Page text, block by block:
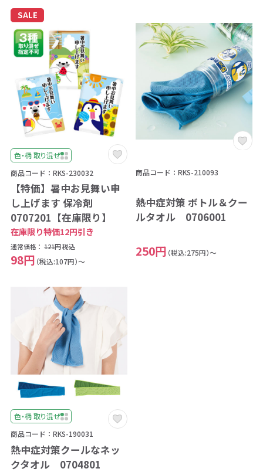
SALE
色・柄 取り混ぜ
商品コード：RKS-230032
【特価】暑中お見舞い申
し上げます 保冷剤
0707201【在庫限り】
在庫限り特価12円引き
通常価格： 121円税込
98円 （税込:107円）～
商品コード：RKS-210093
熱中症対策 ボトル＆クー
ルタオル 0706001
250円 （税込:275円）～
色・柄 取り混ぜ
商品コード：RKS-190031
熱中症対策クールなネッ
クタオル 0704801